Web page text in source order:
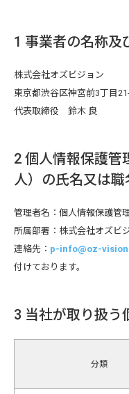
1 事業者の名称及
株式会社オズビジョン
東京都渋谷区神宮前3丁目
代表取締役 鈴木 良
2 個人情報保護管
人）の氏名又は
管理者名：個人情報保護管
所属部署：株式会社オズ
連絡先： p-info@oz-
付けております。
3 当社が取り扱う
分類